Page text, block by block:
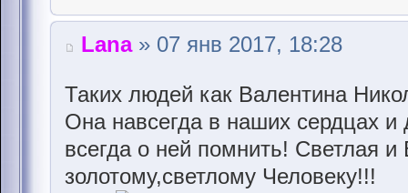
Lana» 07 янв 2017, 18:28
Таких людей как Валентина
Она навсегда в наших сердцах
всегда о ней помнить! Светлая
золотому,светлому Человеку!!!